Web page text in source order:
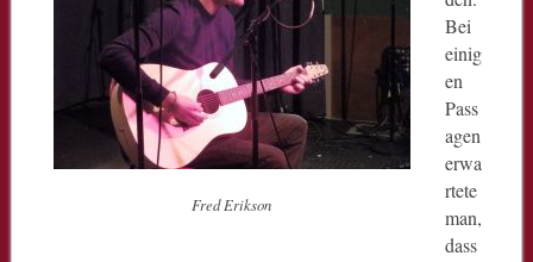
Fred Erikson
Bei
einig
en
Pass
agen
erwa
rtete
man,
dass